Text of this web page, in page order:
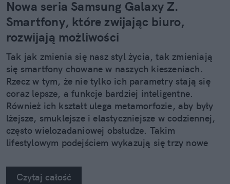
Nowa seria Samsung Galaxy Z.
Smartfony, które zwijając biuro,
rozwijają możliwości
Tak jak zmienia się nasz styl życia, tak zmieniają
się smartfony chowane w naszych kieszeniach.
Rzecz w tym, że nie tylko ich parametry stają się
coraz lepsze, a funkcje bardziej inteligentne.
Również ich kształt ulega metamorfozie, aby były
lżejsze, smuklejsze i elastyczniejsze w codziennej,
często wielozadaniowej obsłudze. Takim
lifestylowym podejściem wykazują się trzy nowe
Czytaj całość